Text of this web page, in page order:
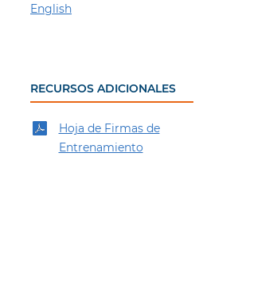
English
RECURSOS ADICIONALES
Hoja de Firmas de
Entrenamiento